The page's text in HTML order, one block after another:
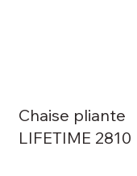
Chaise pliante
LIFETIME 2810